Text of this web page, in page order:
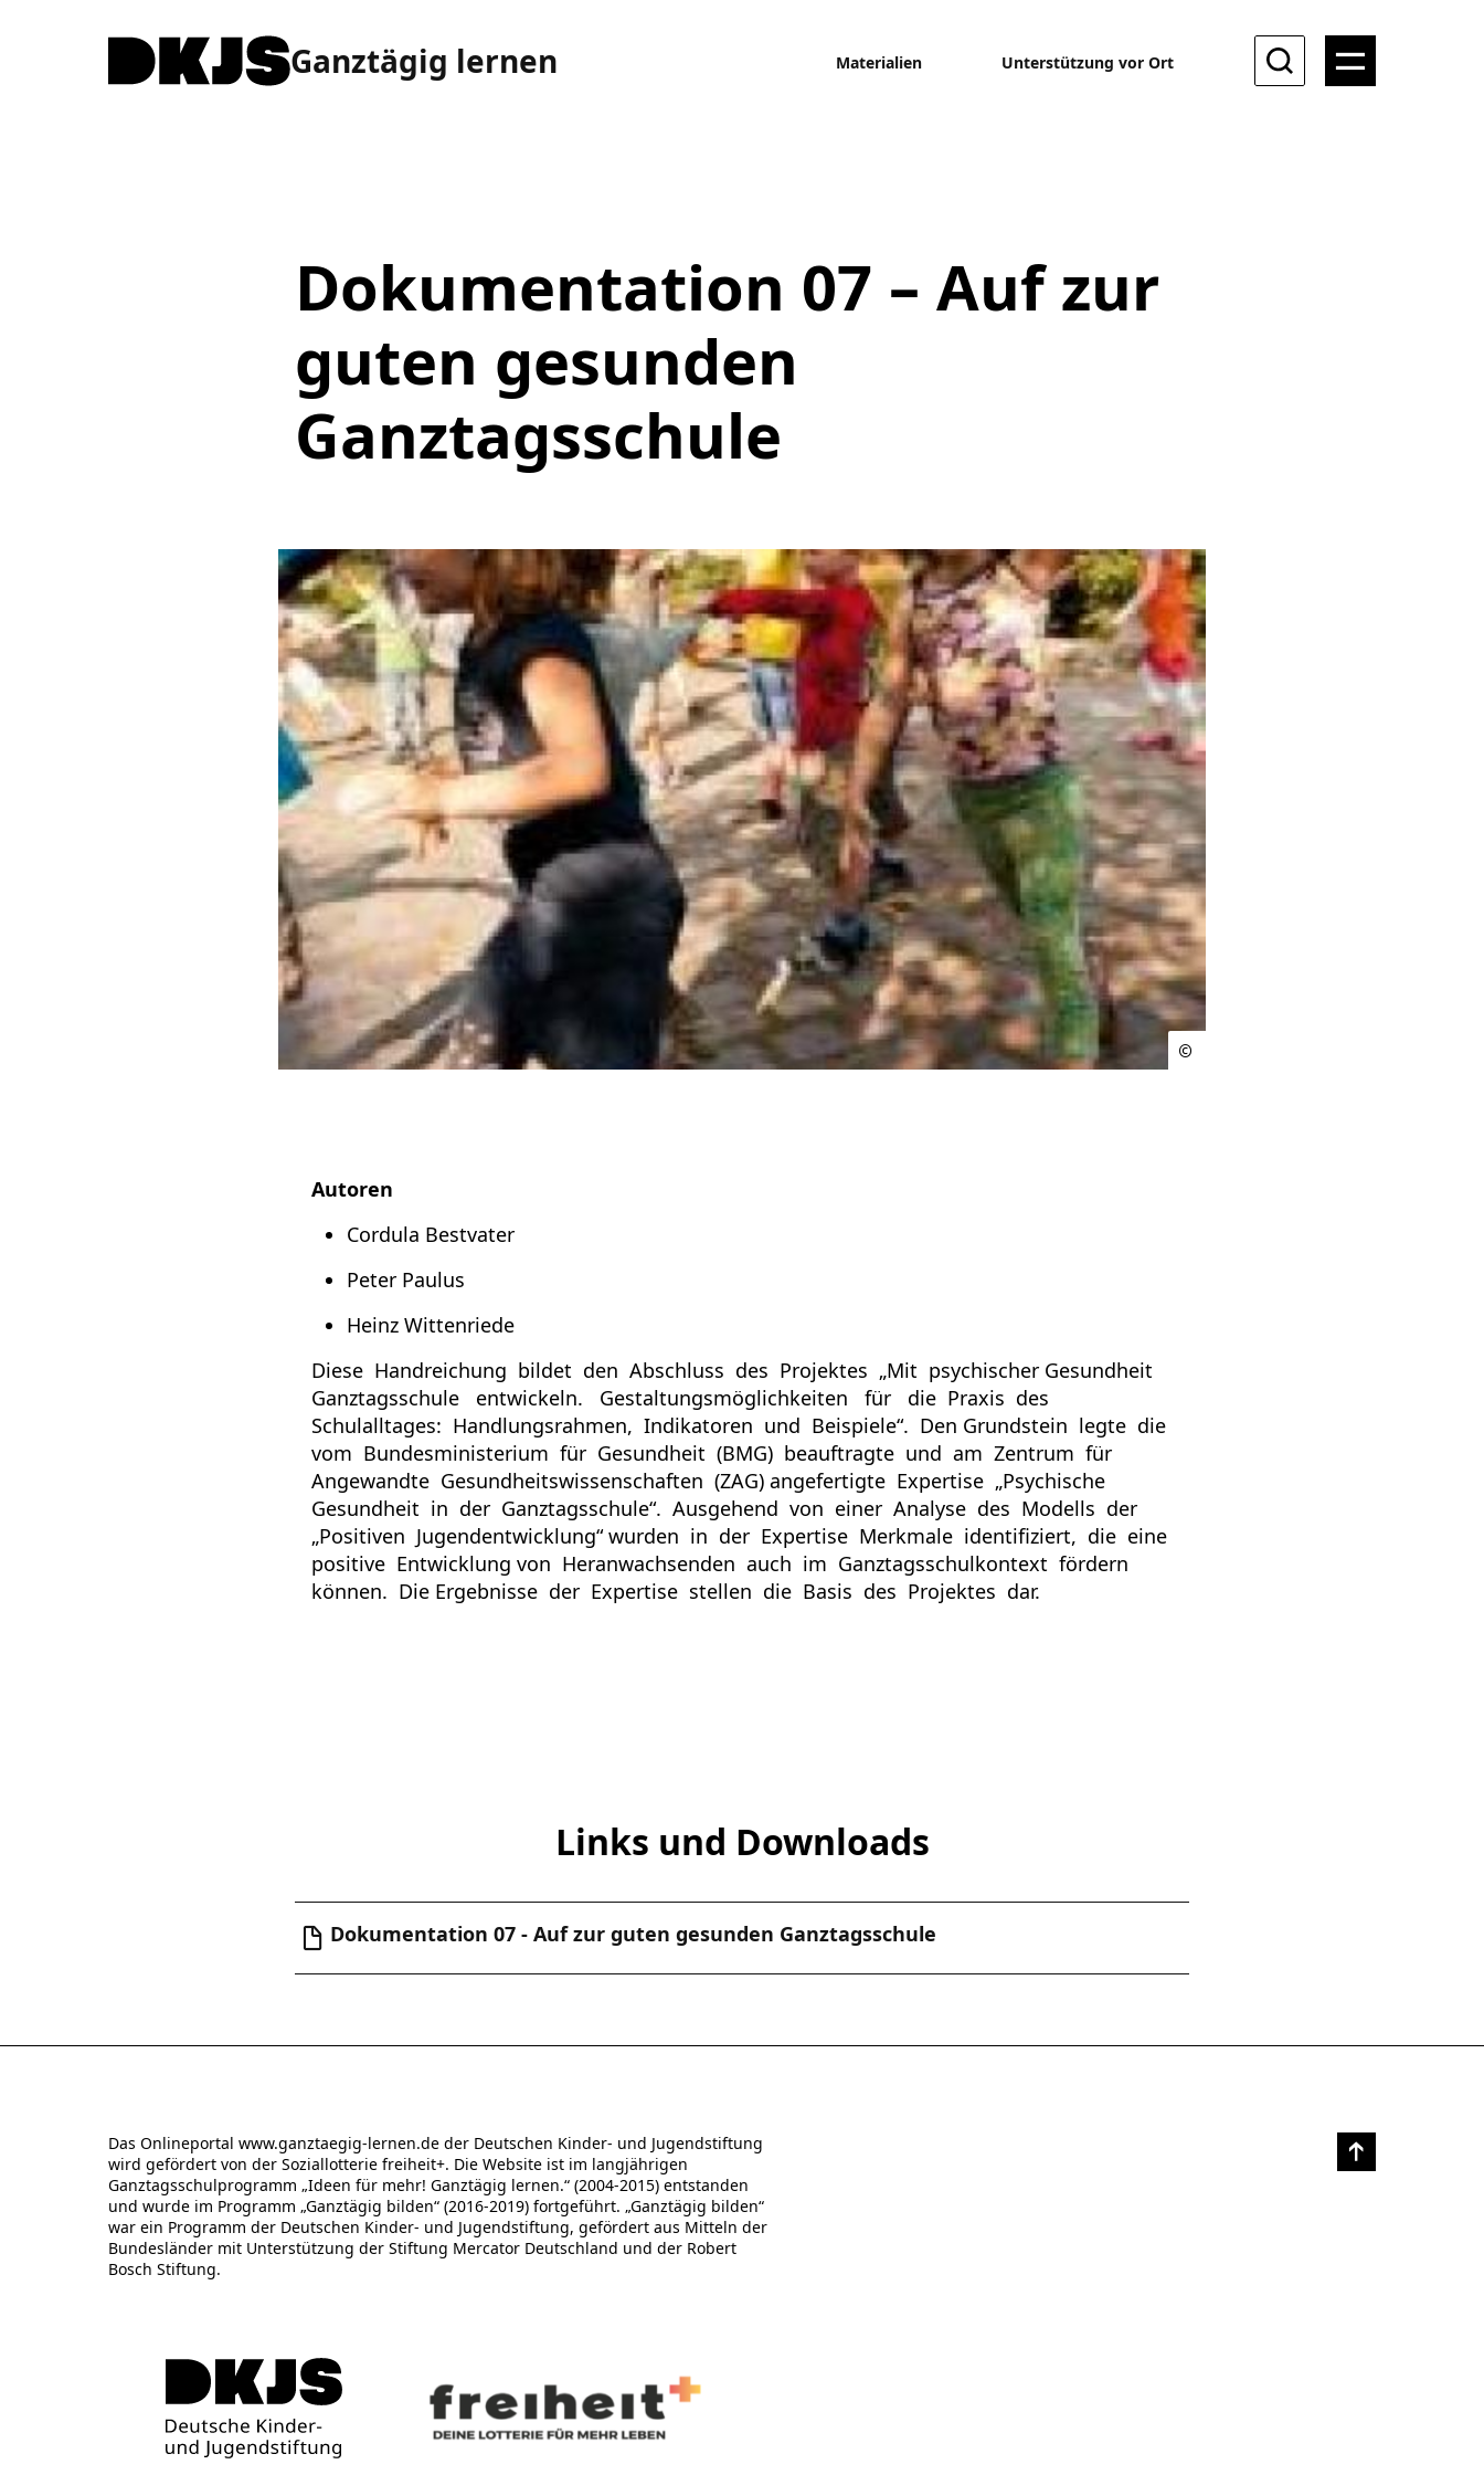
Ganztägig lernen Materialien Unterstützung vor Ort
Dokumentation 07 – Auf zur
guten gesunden
Ganztagsschule
Autoren
Cordula Bestvater
Peter Paulus
Heinz Wittenriede
Diese Handreichung bildet den Abschluss des Projektes „Mit psychischer Gesundheit
Ganztagsschule entwickeln. Gestaltungsmöglichkeiten für die Praxis des
Schulalltages: Handlungsrahmen, Indikatoren und Beispiele“. Den Grundstein legte die
vom Bundesministerium für Gesundheit (BMG) beauftragte und am Zentrum für
Angewandte Gesundheitswissenschaften (ZAG) angefertigte Expertise „Psychische
Gesundheit in der Ganztagsschule“. Ausgehend von einer Analyse des Modells der
„Positiven Jugendentwicklung“ wurden in der Expertise Merkmale identiﬁziert, die eine
positive Entwicklung von Heranwachsenden auch im Ganztagsschulkontext fördern
können. Die Ergebnisse der Expertise stellen die Basis des Projektes dar.
Links und Downloads
Dokumentation 07 - Auf zur guten gesunden Ganztagsschule
Das Onlineportal www.ganztaegig-lernen.de der Deutschen Kinder- und Jugendstiftung
wird gefördert von der Soziallotterie freiheit+. Die Website ist im langjährigen
Ganztagsschulprogramm „Ideen für mehr! Ganztägig lernen.“ (2004-2015) entstanden
und wurde im Programm „Ganztägig bilden“ (2016-2019) fortgeführt. „Ganztägig bilden“
war ein Programm der Deutschen Kinder- und Jugendstiftung, gefördert aus Mitteln der
Bundesländer mit Unterstützung der Stiftung Mercator Deutschland und der Robert
Bosch Stiftung.